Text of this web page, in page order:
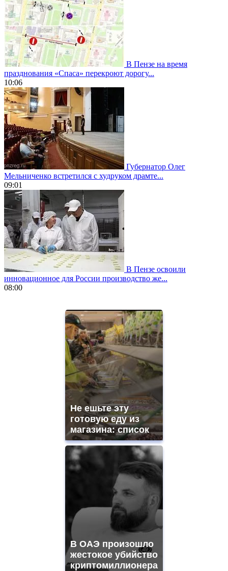
В Пензе на время
празднования «Спаса» перекроют дорогу...
10:06
Губернатор Олег
Мельниченко встретился с худруком драмте...
09:01
В Пензе освоили
инновационное для России производство же...
08:00
https://gradewatches.to/
https://www.replicasrelojes.to/
Не ешьте эту
готовую еду из
магазина: список
В ОАЭ произошло
жестокое убийство
криптомиллионера